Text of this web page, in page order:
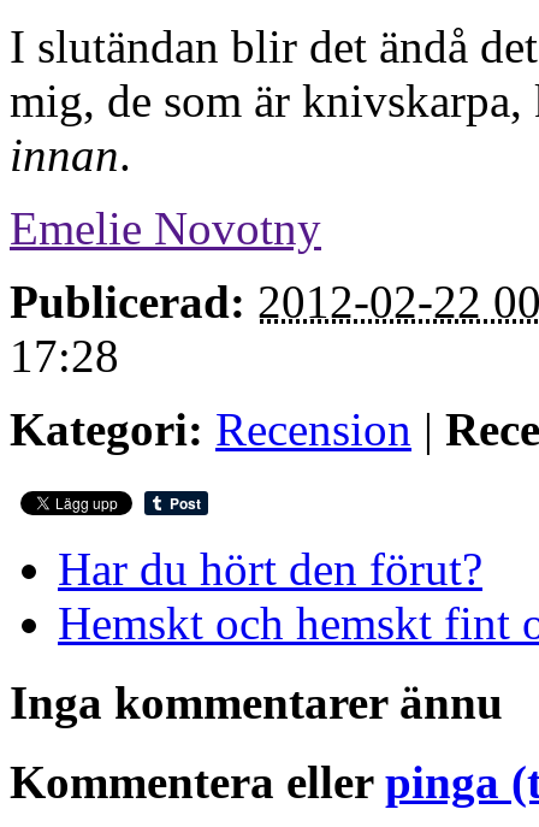
I slutändan blir det ändå
mig, de som är
innan.
Emelie Novotny
Publicerad: 2012-02-22
17:28
Kategori: Recension |
Har du hört den förut?
Hemskt och hemskt fint
Inga kommentarer ännu
Kommentera eller pinga